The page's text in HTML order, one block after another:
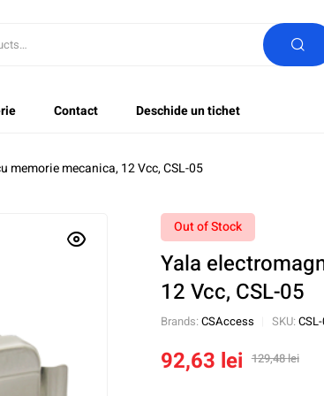
Contact Deschide un tichet
mecanica, 12 Vcc, CSL-05
Out of Stock
Yala
12 Vcc, CSL-05
Brands: CSAccess SKU:
129,48lei
92,63 lei